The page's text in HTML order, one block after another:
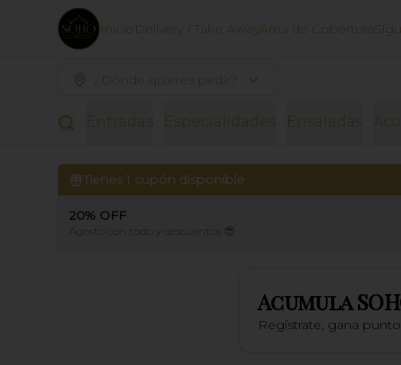
InicioDelivery / Take AwayÁrea de Cobertura
¿Dónde quieres pedir?
Entradas Especialidades Ensaladas
Tienes 1 cupón disponible
20% OFF
Agosto con todo y descuentos 😎
Acumula
Regístrate, gana